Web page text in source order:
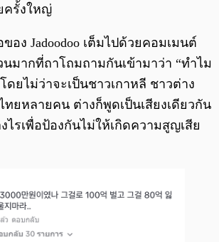
ครั้งใหญ่
อง Jadoodoo เต็มไปด้วยคอมเมนต์
มากที่ถาโถมถามกันเข้ามาว่า “ทำไม
โดยไม่ว่าจะเป็นชาวเกาหลี ชาวต่าง
ทยหลายคน ต่างก็พูดเป็นเสียงเดียวกัน
ไรเพื่อป้องกันไม่ให้เกิดความสูญเสีย